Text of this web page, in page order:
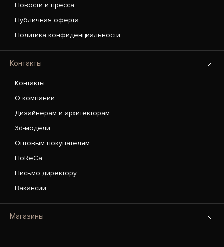
Новости и пресса
Публичная оферта
Политика конфиденциальности
Контакты
Контакты
О компании
Дизайнерам и архитекторам
3d-модели
Оптовым покупателям
HoReCa
Письмо директору
Вакансии
Магазины